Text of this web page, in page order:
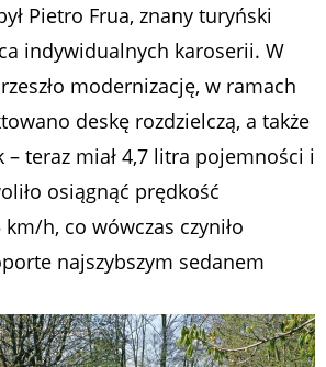
Pietro Frua, znany turyński
indywidualnych karoserii. W
modernizację, w ramach
deskę rozdzielczą, a także
– teraz miał 4,7 litra pojemności i
osiągnąć prędkość
h, co wówczas czyniło
najszybszym sedanem